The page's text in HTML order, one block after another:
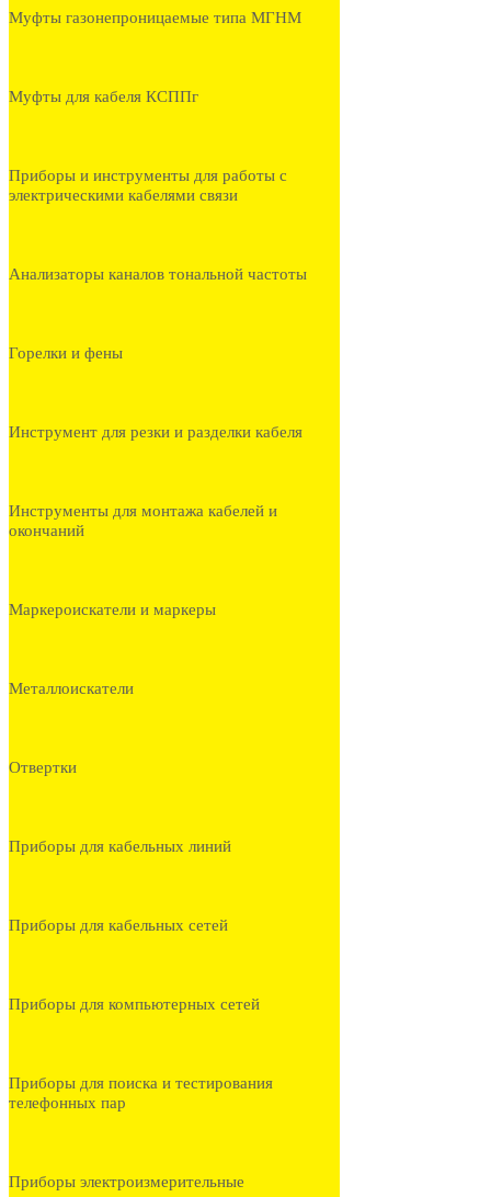
Муфты газонепроницаемые типа МГНМ
Муфты для кабеля КСППг
Приборы и инструменты для работы с
электрическими кабелями связи
Анализаторы каналов тональной частоты
Горелки и фены
Инструмент для резки и разделки кабеля
Инструменты для монтажа кабелей и
окончаний
Маркероискатели и маркеры
Металлоискатели
Отвертки
Приборы для кабельных линий
Приборы для кабельных сетей
Приборы для компьютерных сетей
Приборы для поиска и тестирования
телефонных пар
Приборы электроизмерительные